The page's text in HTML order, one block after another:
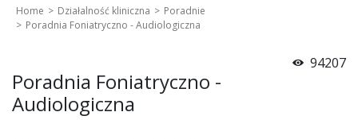
Home Działalność kliniczna
Poradnie
Poradnia Foniatryczno - Audiologiczna
94207
Poradnia Foniatryczno -
Audiologiczna